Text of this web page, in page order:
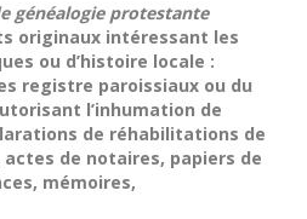
généalogie protestante
originaux intéressant les
ou d’histoire locale :
registre paroissiaux ou du
l’inhumation de
de réhabilitations de
actes de notaires, papiers de
mémoires,